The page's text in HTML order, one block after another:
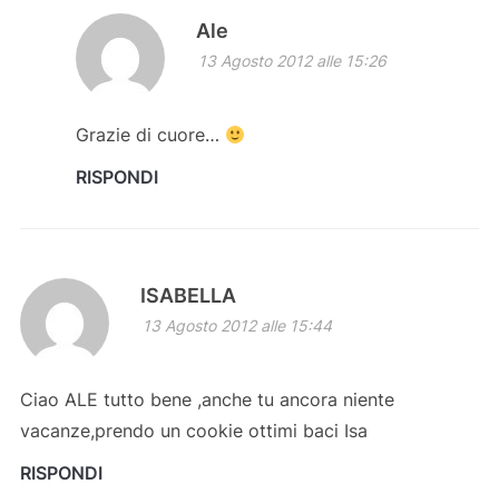
Ale
13 Agosto 2012 alle 15:26
Grazie di cuore…
RISPONDI
ISABELLA
13 Agosto 2012 alle 15:44
Ciao ALE tutto bene ,anche tu ancora niente
vacanze,prendo un cookie ottimi baci Isa
RISPONDI